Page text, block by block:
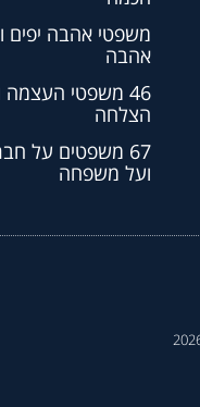
משפטי אהבה יפים
אהבה
46 משפטי
הצלחה
67 משפטים על
ועל משפחה